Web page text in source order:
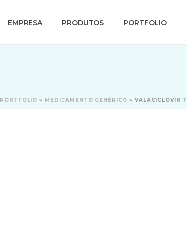
EMPRESA PRODUTOS PORTFOLIO
PORTFOLIO » MEDICAMENTO GENÉRICO » VALACICLOVIR